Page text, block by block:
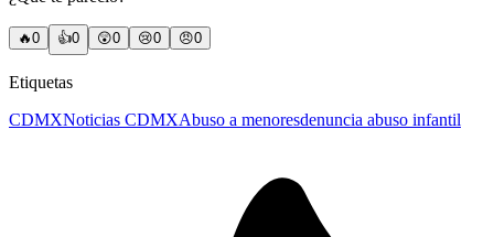
🔥0 👍0 😲0 😢0 😠0
Etiquetas
CDMXNoticias CDMXAbuso a menoresdenuncia abuso infantil